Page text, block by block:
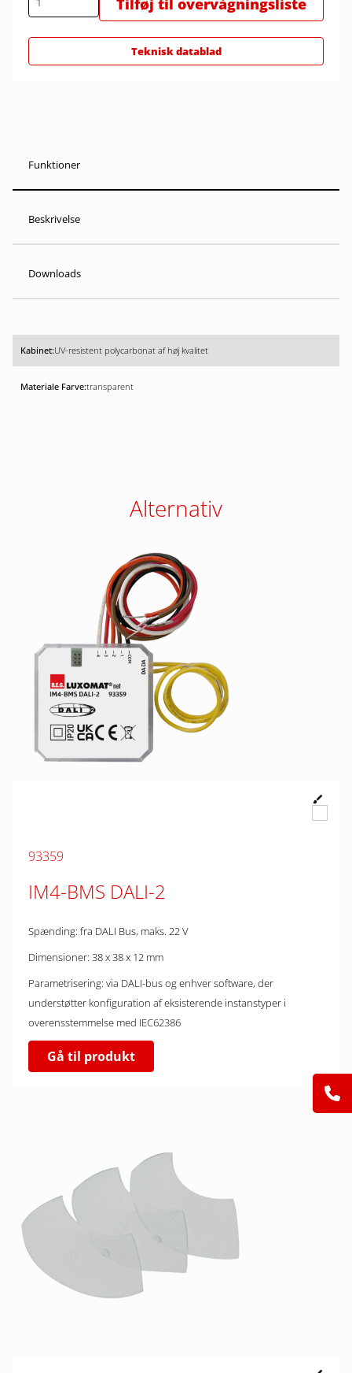
Tilføj til overvågningsliste
Teknisk datablad
Funktioner
Beskrivelse
Downloads
UV-resistent polycarbonat af høj kvalitet
transparent
Alternativ
93359
IM4-BMS DALI-2
Spænding: fra DALI Bus, maks. 22 V
Dimensioner: 38 x 38 x 12 mm
Parametrisering: via DALI-bus og enhver software, der
understøtter konfiguration af eksisterende instanstyper i
overensstemmelse med IEC62386
Gå til produkt